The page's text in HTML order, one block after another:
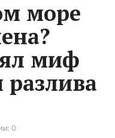
море
миф
разлива
0